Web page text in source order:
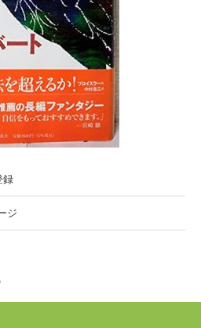
録
ジ